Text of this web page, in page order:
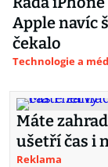
Apple navíc
čekalo
Technologie a
Máte
ušetří čas i
Reklama